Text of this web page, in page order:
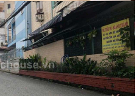
6m Nguyễn Tri Phương,
4 tầng ST